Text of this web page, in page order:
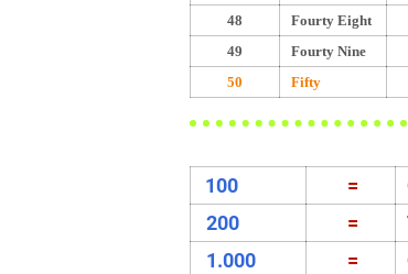
48
Fourty Eight
49
Fourty Nine
50
Fifty
100 =
200
=
1.000
=